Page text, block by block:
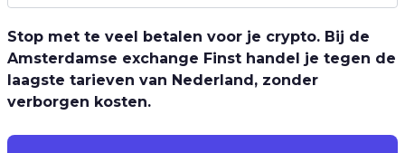
Stop met te veel betalen voor je crypto. Bij de
Amsterdamse exchange Finst handel je tegen de
laagste tarieven van Nederland, zonder
verborgen kosten.